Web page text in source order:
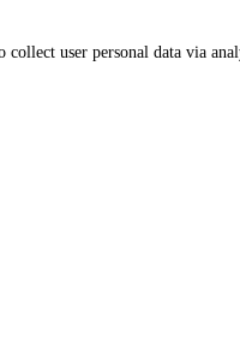
user personal data via